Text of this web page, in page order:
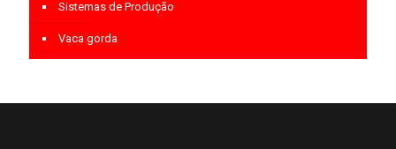
Sistemas de Produção
Vaca gorda